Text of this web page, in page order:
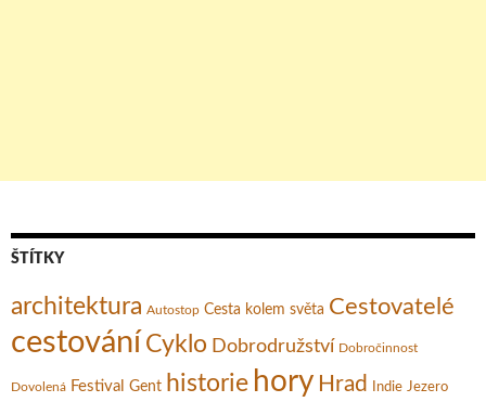
ŠTÍTKY
architektura Autostop Cesta kolem světa Cestovatelé
cestování Cyklo Dobrodružství Dobročinnost
Dovolená Festival Gent historie hory Hrad Indie Jezero